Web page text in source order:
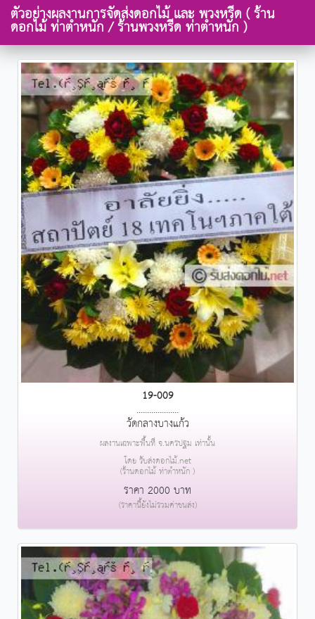
ตัวอย่างผลงานการจัดส่งดอกไม้ และ พวงหรีด ( ร้าน
ดอกไม้ ท่าตำหนัก / ร้านพวงหรีด ท่าตำหนัก )
19-009
....................
วัดกลางบางแก้ว
ผลงานเฉพาะพื้นที่ จ.นครปฐม เท่านั้น
โดย รับส่งดอกไม้.net
(ร้านดอกไม้ ท่าตำหนัก )
ราคา 2000 บาท
(ราคานี้ยังไม่รวมค่าขนส่ง)